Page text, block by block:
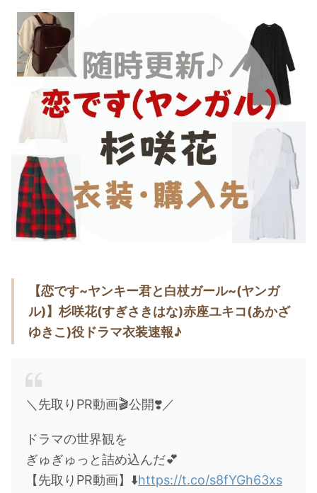
・福原遥
・ 小芝風花
・木南晴夏
今田美桜
清原果耶
・
・森七菜
・吉川愛
・見上愛
・出口夏希
トリンドル玲奈
深田恭子
芳根京子
橋本環奈
目黒蓮
京本大我
【恋です~ヤンキー君と白杖ガール~(ヤンガ
ル)】杉咲花(すぎさきはな)赤座ユキコ(あかざ
ゆきこ)役ドラマ衣装速報♪
＼先取りPR動画🎬公開❣️／
ドラマの世界観を
ぎゅぎゅっと詰め込んだ💕
【先取りPR動画】⬇️https://t.co/s8fYGh63xs